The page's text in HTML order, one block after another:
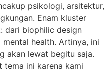
psikologi, arsitektur,
Enam kluster
dari biophilic design
health. Artinya, ini
akan lewat begitu saja.
tema ini karena kami